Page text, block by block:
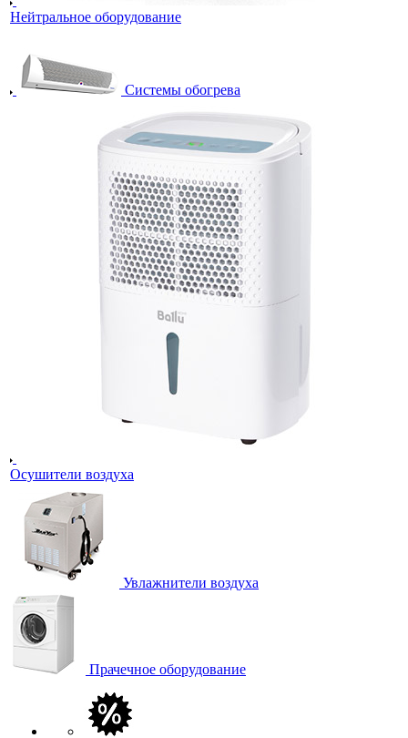
Нейтральное оборудование
Системы обогрева
Осушители воздуха
Увлажнители воздуха
Прачечное оборудование